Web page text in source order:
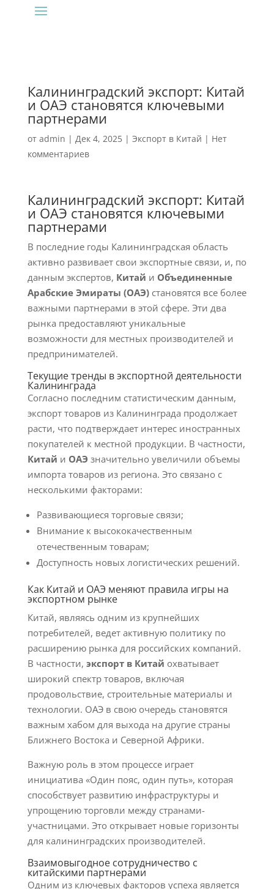
Калининградский экспорт: Китай
и ОАЭ становятся ключевыми
партнерами
от admin | Дек 4, 2025| Экспорт в Китай | Нет
комментариев
Калининградский экспорт: Китай
и ОАЭ становятся ключевыми
партнерами
В последние годы Калининградская область
активно развивает свои экспортные связи, и, по
данным экспертов, Китай и Объединенные
Арабские Эмираты (ОАЭ)становятся все более
важными партнерами в этой сфере. Эти два
рынка предоставляют уникальные
возможности для местных производителей и
предпринимателей.
Текущие тренды в экспортной деятельности
Калининграда
Согласно последним статистическим данным,
экспорт товаров из Калининграда продолжает
расти, что подтверждает интерес иностранных
покупателей к местной продукции. В частности,
Китай и ОАЭ значительно увеличили объемы
импорта товаров из региона. Это связано с
несколькими факторами:
Развивающиеся торговые связи;
Внимание к высококачественным
отечественным товарам;
Доступность новых логистических решений.
Как Китай и ОАЭ меняют правила игры на
экспортном рынке
Китай, являясь одним из крупнейших
потребителей, ведет активную политику по
расширению рынка для российских компаний.
В частности, экспорт в Китай охватывает
широкий спектр товаров, включая
продовольствие, строительные материалы и
технологии. ОАЭ в свою очередь становятся
важным хабом для выхода на другие страны
Ближнего Востока и Северной Африки.
Важную роль в этом процессе играет
инициатива «Один пояс, один путь», которая
способствует развитию инфраструктуры и
упрощению торговли между странами-
участницами. Это открывает новые горизонты
для калининградских производителей.
Взаимовыгодное сотрудничество с
китайскими партнерами
Одним из ключевых факторов успеха является